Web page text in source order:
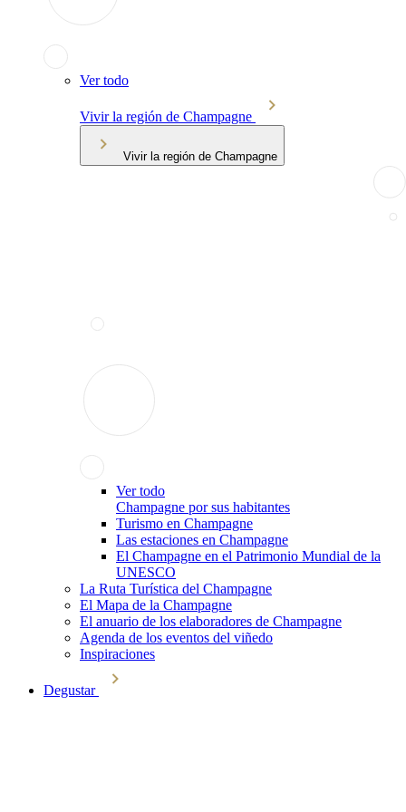
Ver todo
Vivir la región de Champagne
Vivir la región de Champagne
Ver todo
Champagne por sus habitantes
Turismo en Champagne
Las estaciones en Champagne
El Champagne en el Patrimonio Mundial de la
UNESCO
La Ruta Turística del Champagne
El Mapa de la Champagne
El anuario de los elaboradores de Champagne
Agenda de los eventos del viñedo
Inspiraciones
Degustar